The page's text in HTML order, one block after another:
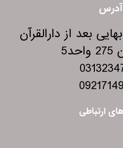
آدرس
بعد از دارالقرآن
ارتباطی